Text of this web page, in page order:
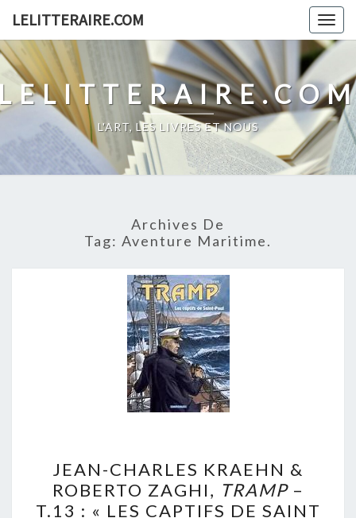
content
LELITTERAIRE.COM
L'ART, LES LIVRES ET NOUS
Archives De
Tag: Aventure Maritime.
CHARLES
KRAEHN
JEAN-CHARLES KRAEHN &
ROBERTO ZAGHI, TRAMP–
T.13 : « LES CAPTIFS DE SAINT